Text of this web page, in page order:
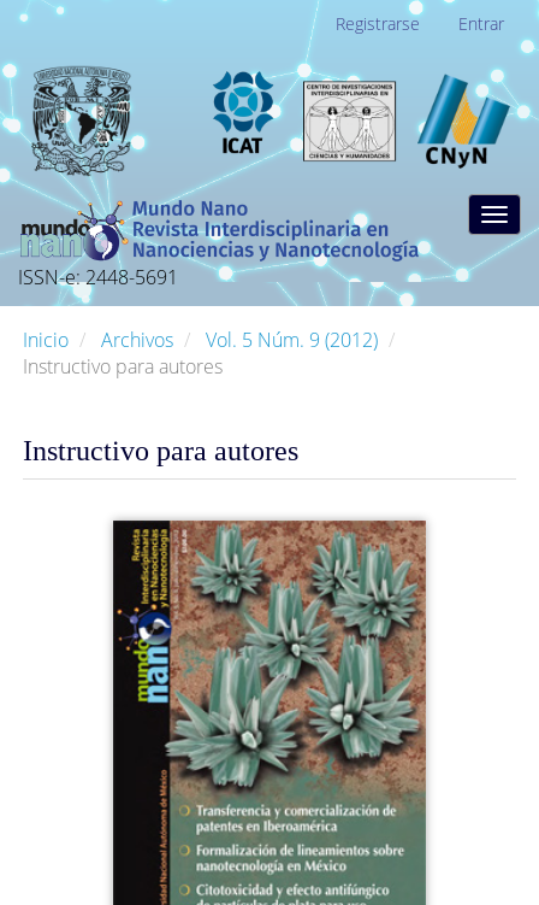
Navegación
Contenido
principal
Barra
lateral
Registrarse Entrar
ISSN-e: 2448-5691
Inicio Archivos
Vol. 5 Núm. 9 (2012)
Instructivo para autores
Instructivo para autores
artículo